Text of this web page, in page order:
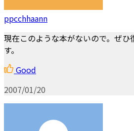
ppcchhaann
現在このような本がないので。ぜひ
す。
Good
2007/01/20